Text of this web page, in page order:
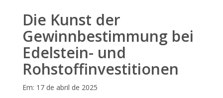
Die Kunst der
Gewinnbestimmung bei
Edelstein- und
Rohstoffinvestitionen
Em: 17 de abril de 2025